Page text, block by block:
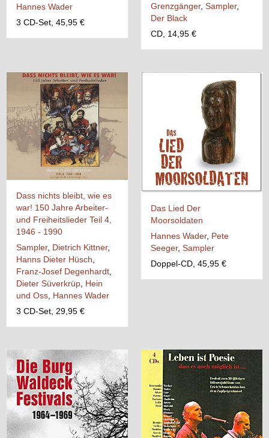
Hannes Wader
3 CD-Set, 45,95 €
Grenzgänger, Sampler,
Der Black
CD, 14,95 €
Dass nichts bleibt, wie es
war! 150 Jahre Arbeiter-
und Freiheitslieder Teil 4,
1946 - 1990
Sampler, Dietrich Kittner,
Hanns Dieter Hüsch
Franz-Josef Degenhardt
Dieter Süverkrüp Hein
und Oss Hannes Wader
3 CD-Set, 29,95 €
Das Lied Der
Moorsoldaten
Hannes Wader, Pete
Seeger, Sampler
Doppel-CD, 45,95 €